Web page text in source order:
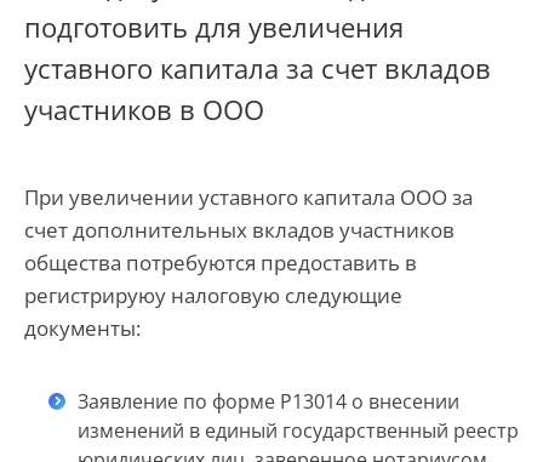
подготовить для увеличения
уставного капитала за счет вкладов
участников в ООО
При увеличении уставного капитала ООО за
счет дополнительных вкладов участников
общества потребуются предоставить в
регистрируюу налоговую следующие
документы:
Заявление по форме Р13014 о внесении
изменений в единый государственный реестр